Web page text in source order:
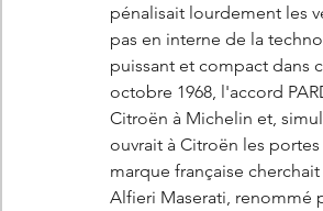
pénalisait lourdement les
pas en interne de la
puissant et compact dans
octobre 1968, l'accord
Citroën à Michelin et,
ouvrait à Citroën les
marque française
Alfieri Maserati, renommé